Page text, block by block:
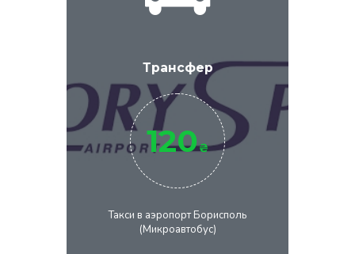
Трансфер
120₴
Такси в аэропорт Борисполь
(Микроавтобус)